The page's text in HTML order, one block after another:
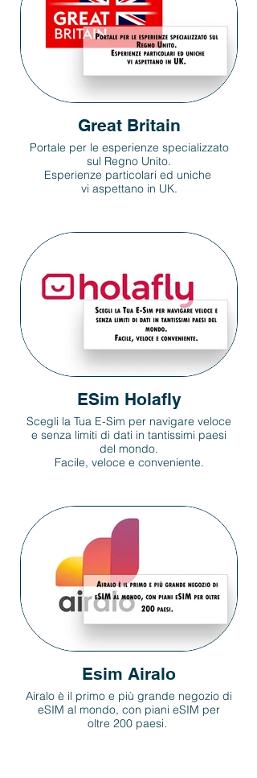
Great Britain
Portale per le esperienze specializzato
sul Regno Unito.
Esperienze particolari ed uniche
vi aspettano in UK.
ESim Holafly
Scegli la Tua E-Sim per navigare veloce
e senza limiti di dati in tantissimi paesi
del mondo.
Facile, veloce e conveniente.
Esim Airalo
Airalo è il primo e più grande negozio di
eSIM al mondo, con piani eSIM per
oltre 200 paesi.